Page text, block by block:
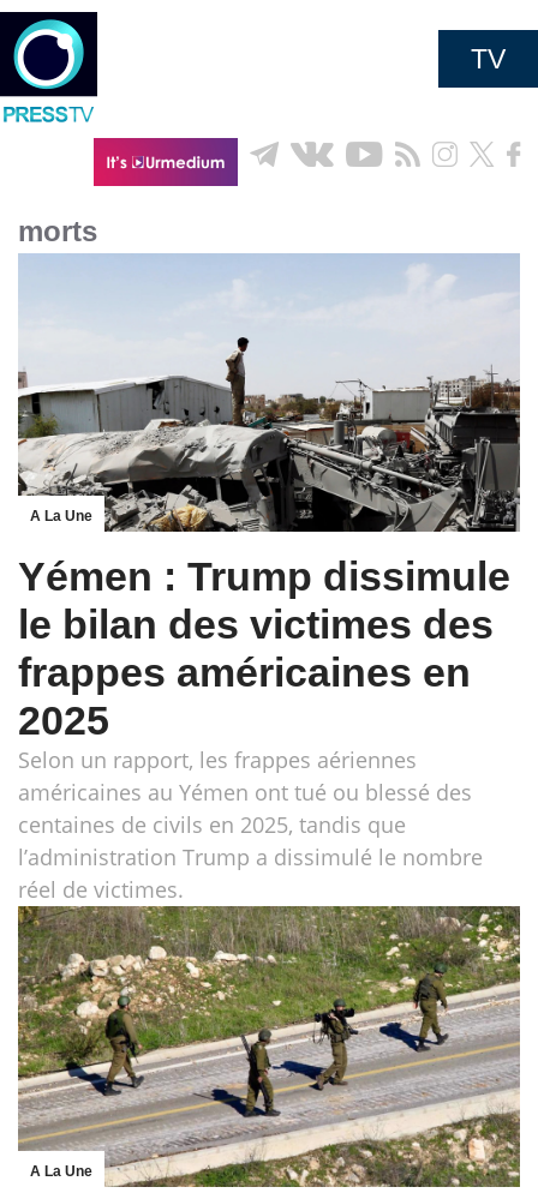
TV
morts
A La Une
Yémen : Trump dissimule
le bilan des victimes des
frappes américaines en
2025
Selon un rapport, les frappes aériennes
américaines au Yémen ont tué ou blessé des
centaines de civils en 2025, tandis que
l’administration Trump a dissimulé le nombre
réel de victimes.
A La Une